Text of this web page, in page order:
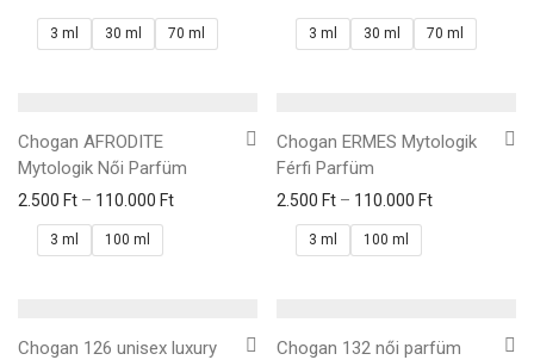
3 ml 30 ml 70 ml 3 ml 30 ml 70 ml
Chogan AFRODITE
Mytologik Női Parfüm
2.500 Ft – 110.000 Ft
3 ml 100 ml
Chogan ERMES Mytologik
Férfi Parfüm
2.500 Ft – 110.000 Ft
3 ml 100 ml
Chogan 126 unisex luxury
Chogan 132 női parfüm